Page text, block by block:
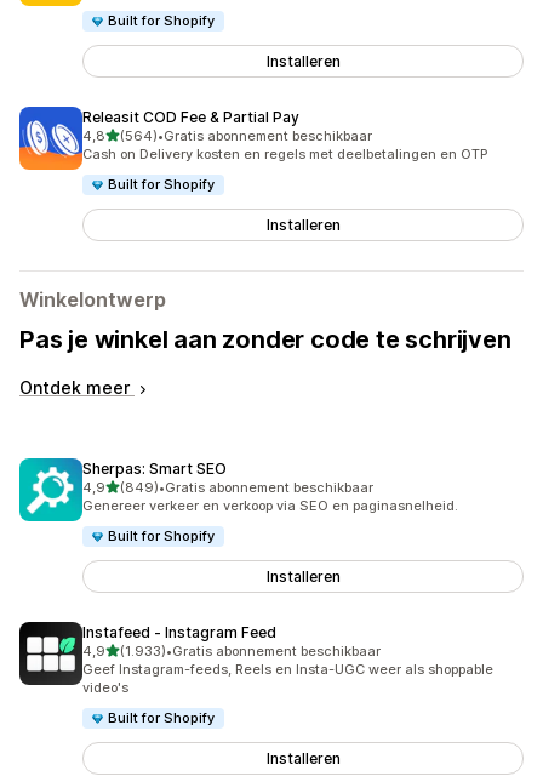
Built for Shopify
Installeren
Releasit COD Fee & Partial Pay
4,8van 5 sterren
(564)
564 recensies in totaal
•Gratis abonnement beschikbaar
Cash on Delivery kosten en regels met deelbetalingen en OTP
Built for Shopify
Installeren
Winkelontwerp
Pas je winkel aan zonder code te schrijven
Ontdek meer
Sherpas: Smart SEO
4,9van 5 sterren
(849)
849 recensies in totaal
•Gratis abonnement beschikbaar
Genereer verkeer en verkoop via SEO en paginasnelheid.
Built for Shopify
Installeren
Instafeed ‑ Instagram Feed
4,9van 5 sterren
(1.933)
1933 recensies in totaal
•Gratis abonnement beschikbaar
Geef Instagram-feeds, Reels en Insta-UGC weer als shoppable
video's
Built for Shopify
Installeren